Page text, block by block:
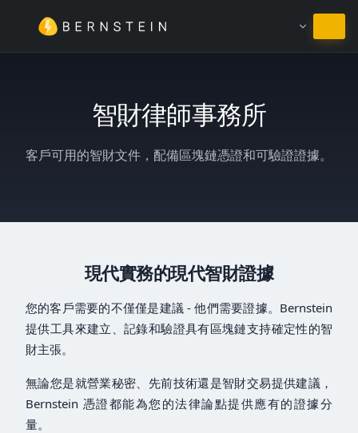
繼續使用繁體中文
智財律師事務所
客戶可用的智財文件，配備區塊鏈憑證和可驗證證據。
現代實務的現代智財證據
您的客戶需要的不僅僅是建議 - 他們需要證據。Bernstein
提供工具來建立、記錄和驗證具有區塊鏈支持確定性的智
財主張。
無論您是就營業秘密、先前技術還是智財交易提供建議，
Bernstein 憑證都能為您的法律論點提供應有的證據分
量。